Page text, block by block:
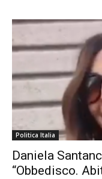
Politica Italia
Daniela
“Obbedisco.